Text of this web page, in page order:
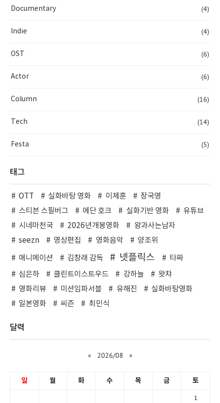
Documentary (4)
Indie (4)
OST (6)
Actor (6)
Column (16)
Tech (14)
Festa (5)
태그
OTT 실화바탕 영화 이제훈
장국영
스티븐 스필버그
에단 호크 실화기반 영화
유튜브
시네마천국
2026년개봉영화
왕과사는남자
seezn
영상편집 영화음악 양조위
애니메이션 김창래 감독 넷플릭스
타짜
심은하
클린트이스트우드 강하늘
왓챠
영화리뷰
미션임파서블 유해진
실화바탕영화
일본영화
씨즌 최민식
달력
« 2026/08 »
일 월 화 수 목 금 토
1